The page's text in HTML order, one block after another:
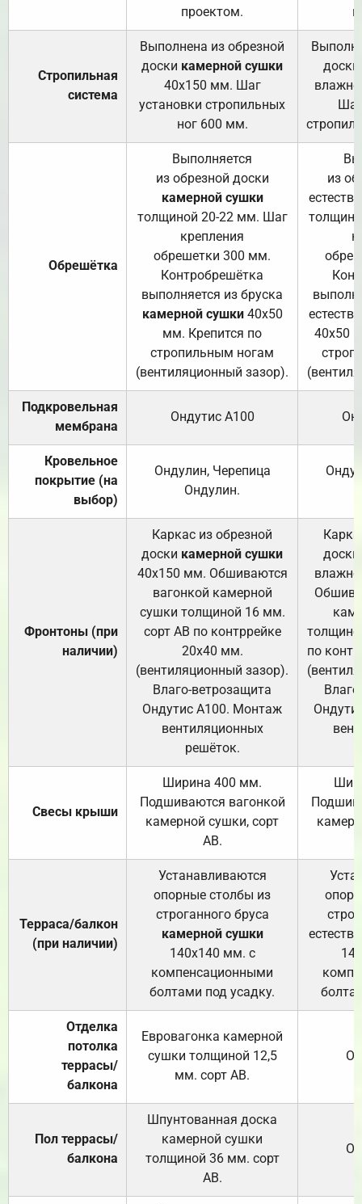
проектом.
Стропильная
система
Выполнена из обрезной
доски камерной сушки
40х150 мм. Шаг
установки стропильных
ног 600 мм.
доски
Обрешётка
Выполняется
из обрезной доски
камерной сушки
толщиной 20-22 мм. Шаг
крепления
обрешетки 300 мм.
Контробрешётка
выполняется из бруска
камерной сушки40х50
мм. Крепится по
стропильным ногам
(вентиляционный зазор).
из
40х50
Подкровельная
мембрана
Ондутис А100
Кровельное
покрытие (на
выбор)
Ондулин, Черепица
Ондулин.
Фронтоны (при
наличии)
Каркас из обрезной
доски камерной сушки
40х150 мм. Обшиваются
вагонкой камерной
сушки толщиной 16 мм.
сорт АВ по контррейке
20х40 мм.
(вентиляционный зазор).
Влаго-ветрозащита
Ондутис А100. Монтаж
вентиляционных
решёток.
доски
по
Свесы крыши
Ширина 400 мм.
Подшиваются вагонкой
камерной сушки, сорт
АВ.
Терраса/балкон
(при наличии)
Устанавливаются
опорные столбы из
строганного бруса
камерной сушки
140х140 мм. с
компенсационными
болтами под усадку.
Отделка
потолка
террасы/
балкона
Евровагонка камерной
сушки толщиной 12,5
мм. сорт АВ.
Пол террасы/
балкона
Шпунтованная доска
камерной сушки
толщиной 36 мм. сорт
АВ.